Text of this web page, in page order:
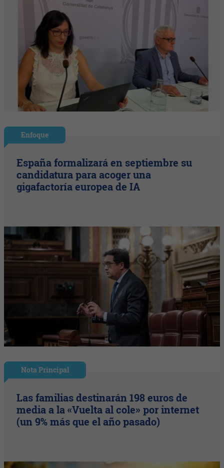
Enfoque
España formalizará en septiembre su
candidatura para acoger una
gigafactoría europea de IA
Nota Principal
Las familias destinarán 198 euros de
media a la «Vuelta al cole» por internet
(un 9% más que el año pasado)